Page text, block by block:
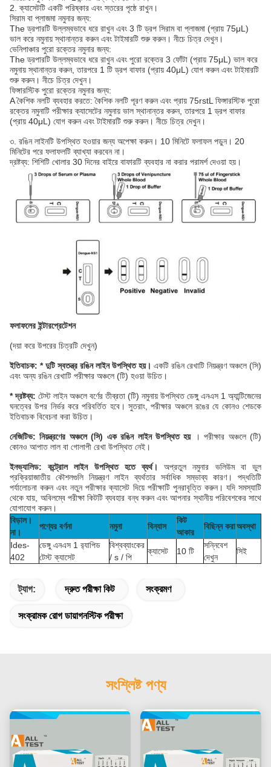
2. ক্যাসেটটি একটি পরিষ্কার এবং স্তরের পৃষ্ঠে রাখুন।
সিরাম বা প্লাজমা নমুনার জন্য:
The ড্রপারটি উল্লম্বভাবে ধরে রাখুন এবং 3 টি ড্রপ সিরাম বা প্লাজমা (প্রায় 75μL)
ভাল করে নমুনায় স্থানান্তর করুন এবং টাইমারটি শুরু করুন। নীচে চিত্র দেখুন।
ভেনিপাঞ্চার পুরো রক্তের নমুনার জন্য:
The ড্রপারটি উল্লম্বভাবে ধরে রাখুন এবং পুরো রক্তের 3 ফোঁটা (প্রায় 75μL) ভাল করে
নমুনায় স্থানান্তর করুন, তারপরে 1 টি ড্রপ বাফার (প্রায় 40μL) যোগ করুন এবং টাইমারটি
শুরু করুন। নীচে চিত্র দেখুন।
ফিঙ্গারস্টিক পুরো রক্তের নমুনার জন্য:
A কৈশিক নলটি ব্যবহার করতে: কৈশিক নলটি পূরণ করুন এবং প্রায় 75rstL ফিঙ্গারস্টিক পুরো
রক্তের নমুনাটি পরীক্ষার ক্যাসেটের নমুনায় ভাল স্থানান্তর করুন, তারপরে 1 ড্রপ বাফার
(প্রায় 40μL) যোগ করুন এবং টাইমারটি শুরু করুন। নীচে চিত্র দেখুন।
৩. রঙিন লাইনটি উপস্থিত হওয়ার জন্য অপেক্ষা করুন। 10 মিনিটে ফলাফল পড়ুন। 20
মিনিটের পরে ফলাফলটি ব্যাখ্যা করবেন না।
দ্রষ্টব্য: শিশিটি খোলার 30 দিনের বাইরে বাফারটি ব্যবহার না করার পরামর্শ দেওয়া হয়।
ফলাফলের ইন্টারপ্রেটেশন
(দয়া করে উপরের চিত্রটি দেখুন)
ইতিবাচক: * দুটি স্বতন্ত্র রঙিন লাইন উপস্থিত হয়। একটি রঙিন রেখাটি নিয়ন্ত্রণ অঞ্চলে (সি)
এবং অন্য রঙিন রেখাটি পরীক্ষার অঞ্চলে (টি) হওয়া উচিত।
* দ্রষ্টব্য: টেস্ট লাইন অঞ্চলে বর্ণের তীব্রতা (টি) নমুনায় উপস্থিত ডেঙ্গু এনএস 1 অ্যান্টিজেনের
ঘনত্বের উপর নির্ভর করে পরিবর্তিত হবে। সুতরাং, পরীক্ষার অঞ্চলে রঙের যে কোনও শেডকে
ইতিবাচক বিবেচনা করা উচিত।
নেজিটিভ: নিয়ন্ত্রণের অঞ্চলে (সি) এক রঙিন লাইন উপস্থিত হয়। পরীক্ষার অঞ্চলে (টি)
কোনও আপাত লাল বা গোলাপী রেখা উপস্থিত নেই।
ইনভ্যালিড: কন্ট্রোল লাইন উপস্থিত হতে ব্যর্থ।
অপ্রতুল নমুনার ভলিউম বা ভুল
প্রক্রিয়াজাতীয় কৌশলগুলি নিয়ন্ত্রণ লাইন ব্যর্থতার সর্বাধিক সম্ভাব্য কারণ। পদ্ধতিটি
পর্যালোচনা করুন এবং নতুন পরীক্ষার ক্যাসেট দিয়ে পরীক্ষাটি পুনরাবৃত্তি করুন। যদি সমস্যাটি
থেকে যায়, অবিলম্বে পরীক্ষা কিটটি ব্যবহার বন্ধ করুন এবং আপনার স্থানীয় পরিবেশকের সাথে
যোগাযোগ করুন।
বিড়াল।
না।
পণ্যের বর্ণনা নমুনা বিন্যাস
কিট
আকার
বিছিন্ন করাঅবস্থা
Ides-
402
ডেঙ্গু এনএস 1 র‌্যাপিড
টেস্ট ক্যাসেট
বিশ্বব্যাংকের
/ s / পি
ক্যাসেট 10 টি
সন্নিবেশ
দেখুন
সিই
ট্যাগ: দ্রুত পরীক্ষা কিট সংক্রমণ
সংক্রামক রোগ ডায়াগনস্টিক পরীক্ষা
সংশ্লিষ্ট পণ্য